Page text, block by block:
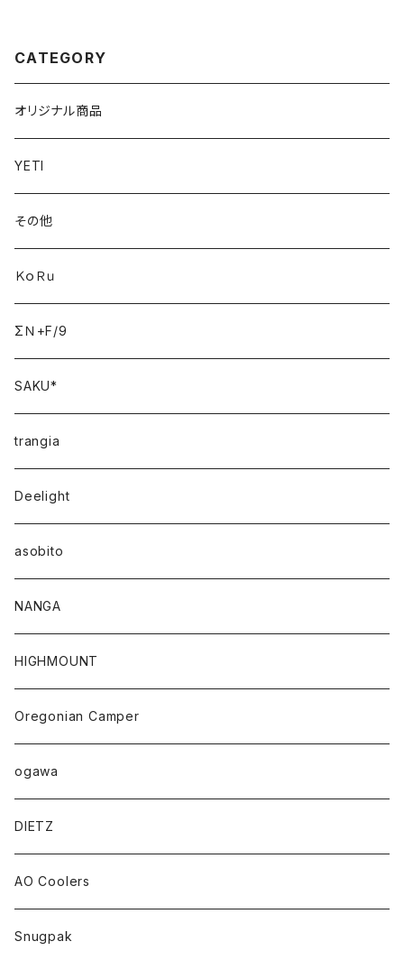
CATEGORY
オリジナル商品
YETI
その他
ＫｏＲｕ
ΣＮ+F/9
SAKU*
trangia
Deelight
asobito
NANGA
HIGHMOUNT
Oregonian Camper
ogawa
DIETZ
AO Coolers
Snugpak